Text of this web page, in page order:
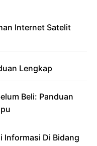
Internet Satelit
Lengkap
Beli: Panduan
Informasi Di Bidang